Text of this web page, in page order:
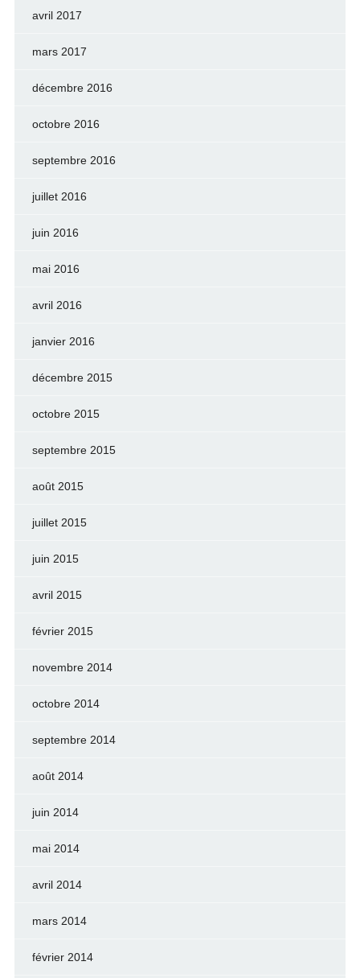
avril 2017
mars 2017
décembre 2016
octobre 2016
septembre 2016
juillet 2016
juin 2016
mai 2016
avril 2016
janvier 2016
décembre 2015
octobre 2015
septembre 2015
août 2015
juillet 2015
juin 2015
avril 2015
février 2015
novembre 2014
octobre 2014
septembre 2014
août 2014
juin 2014
mai 2014
avril 2014
mars 2014
février 2014